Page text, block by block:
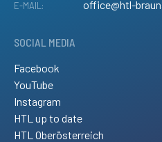
E-MAIL: office@htl-
SOCIAL MEDIA
Facebook
YouTube
Instagram
HTL up to date
HTL Oberösterreich